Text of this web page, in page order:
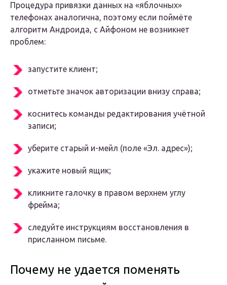
Процедура привязки данных на «яблочных»
телефонах аналогична, поэтому если поймёте
алгоритм Андроида, с Айфоном не возникнет
проблем:
запустите клиент;
отметьте значок авторизации внизу справа;
коснитесь команды редактирования учётной
записи;
уберите старый и-мейл (поле «Эл. адрес»);
укажите новый ящик;
кликните галочку в правом верхнем углу
фрейма;
следуйте инструкциям восстановления в
присланном письме.
Почему не удается поменять